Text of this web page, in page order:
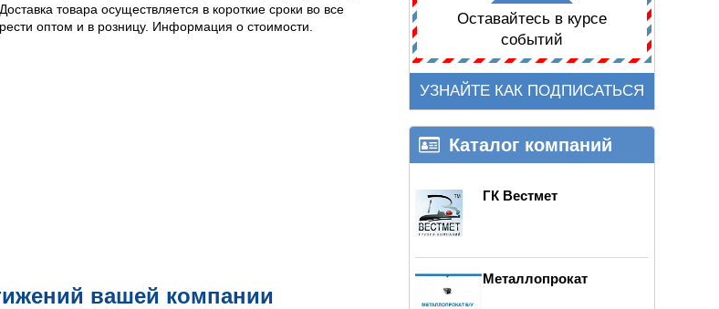
товара осуществляется в короткие сроки во все
оптом и в розницу. Информация о стоимости.
вашей компании
Оставайтесь в курсе
событий
УЗНАЙТЕ КАК ПОДПИСАТЬСЯ
Каталог компаний
ГК Вестмет
Металлопрокат